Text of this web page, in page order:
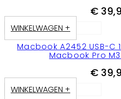
€
WINKELWAGEN +
Macbook A2452 USB-
Macbook Pro
€
WINKELWAGEN +